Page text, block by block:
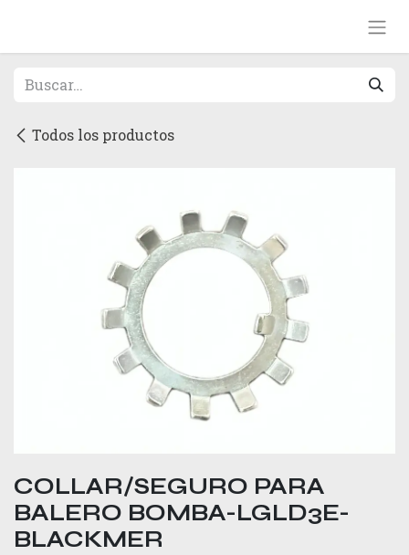
Todos los productos
COLLAR/SEGURO PARA
BALERO BOMBA-LGLD3E-
BLACKMER